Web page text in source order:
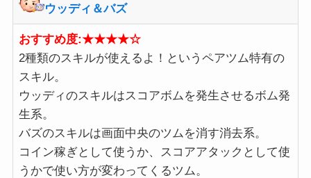
ウッディ＆バズ
おすすめ度:★★★★☆
2種類のスキルが使えるよ！というペアツム特有の
スキル。
ウッディのスキルはスコアボムを発生させるボム発
生系。
バズのスキルは画面中央のツムを消す消去系。
コイン稼ぎとして使うか、スコアアタックとして使
うかで使い方が変わってくるツム。